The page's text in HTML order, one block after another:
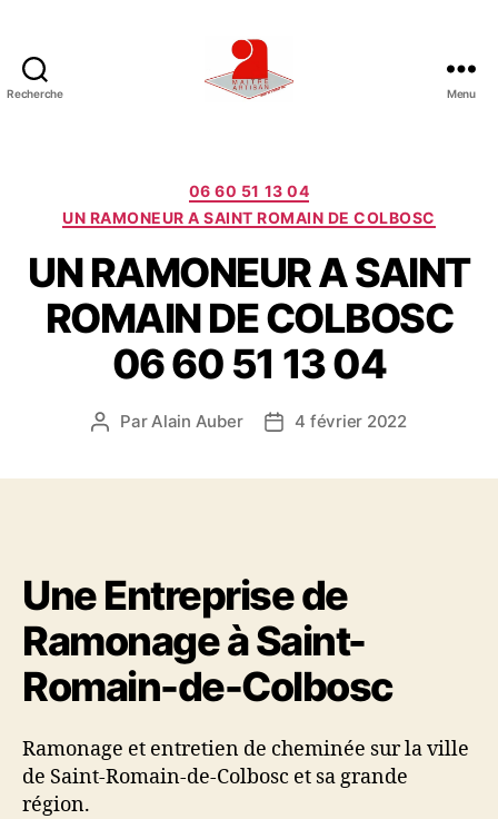
Recherche
E
N
T
R
E
P
R
I
S
R
N
A
G
E
L
E
A
V
Menu
C
a
t
é
g
o
r
i
e
06 60 51 13 04
UN RAMONEUR A SAINT ROMAIN DE COLBOSC
UN RAMONEUR A SAINT
ROMAIN DE COLBOSC
06 60 51 13 04
A
’
r
i
c
ParAlain Auber
D
’
a
r
i
l
4 février 2022
Une Entreprise de
Ramonage à Saint-
Romain-de-Colbosc
Ramonage et entretien de cheminée sur la ville
de Saint-Romain-de-Colbosc et sa grande
région.